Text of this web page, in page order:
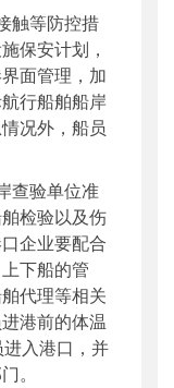
触等防控措
保安计划，
面管理，加
行船舶船岸
况外，船员
查验单位准
检验以及伤
企业要配合
下船的管
代理等相关
港前的体温
入港口，并
。